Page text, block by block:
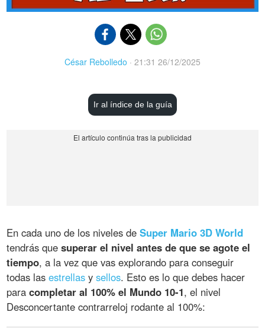
César Rebolledo · 21:31 26/12/2025
Ir al índice de la guía
En cada uno de los niveles deSuper Mario 3D World
tendrás quesuperar el nivel antes de que se agote el
tiempo, a la vez que vas explorando para conseguir
todas lasestrellas ysellos. Esto es lo que debes hacer
paracompletar al 100% el Mundo 10-1, el nivel
Desconcertante contrarreloj rodante al 100%: